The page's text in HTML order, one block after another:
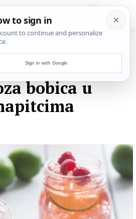
bobica u
Sign in with Google